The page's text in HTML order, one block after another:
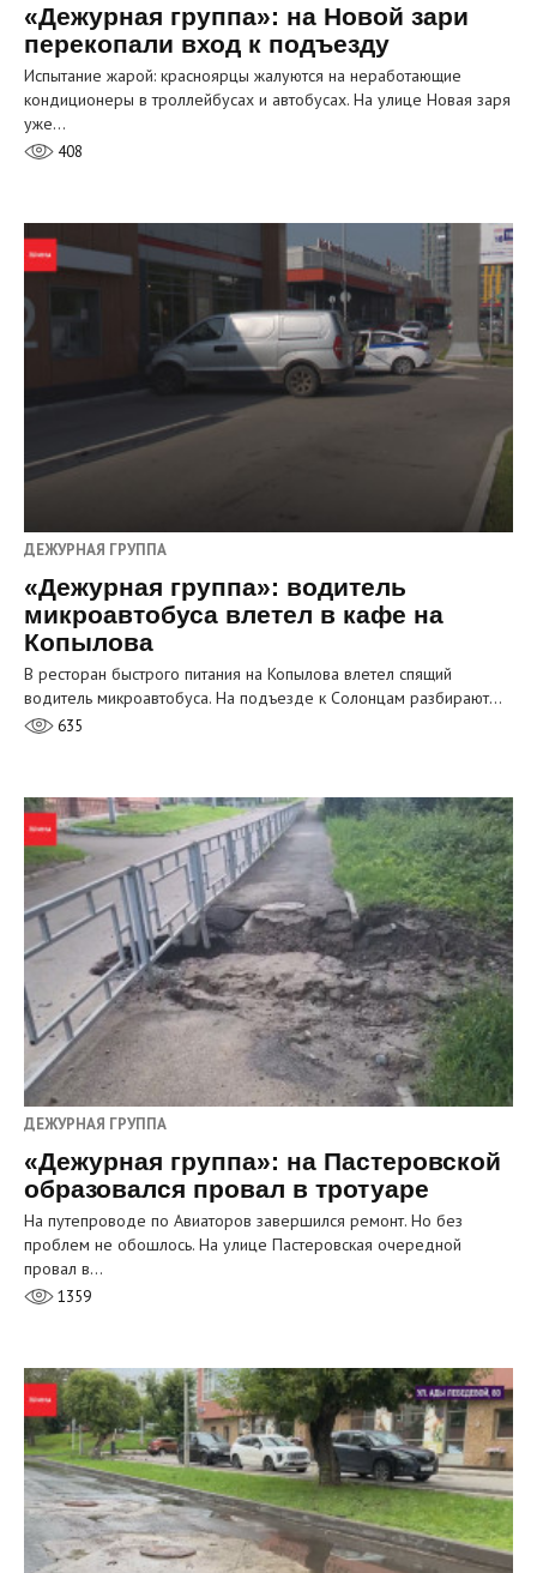
«Дежурная группа»: на Новой зари
перекопали вход к подъезду
Испытание жарой: красноярцы жалуются на неработающие
кондиционеры в троллейбусах и автобусах. На улице Новая заря
уже…
408
ДЕЖУРНАЯ ГРУППА
«Дежурная группа»: водитель
микроавтобуса влетел в кафе на
Копылова
В ресторан быстрого питания на Копылова влетел спящий
водитель микроавтобуса. На подъезде к Солонцам разбирают…
635
ДЕЖУРНАЯ ГРУППА
«Дежурная группа»: на Пастеровской
образовался провал в тротуаре
На путепроводе по Авиаторов завершился ремонт. Но без
проблем не обошлось. На улице Пастеровская очередной
провал в…
1359